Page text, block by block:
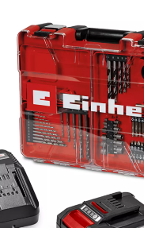
¡Necesitamos su
cargar el servicio
This content is not
to trackers that are not
visitor. The website owner
the site with their CMP to
to the list of
Powered by